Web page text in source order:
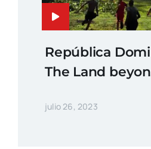
República
The Land
julio 26, 2023